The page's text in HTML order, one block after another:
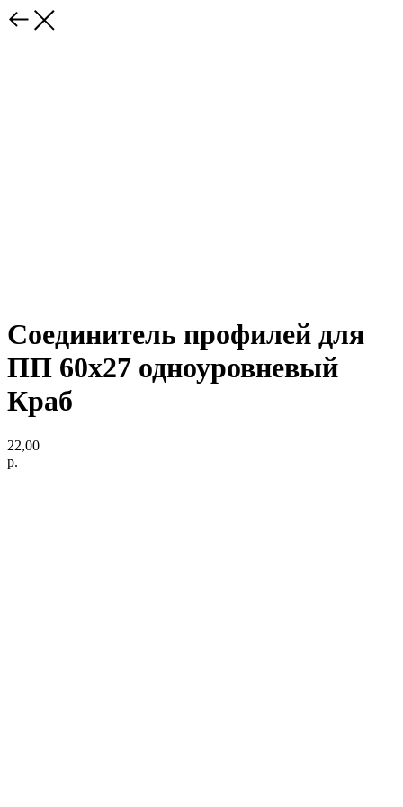
Соединитель профилей для
ПП 60х27 одноуровневый
Краб
22,00
р.